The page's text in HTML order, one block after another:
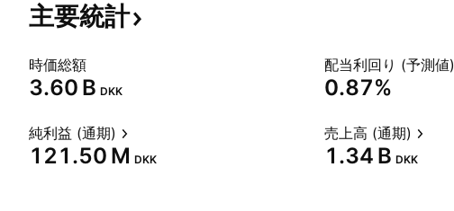
主要統計
時価総額
‪3.60 B‬ DKK
配当利回り (予測値)
0.87%
純利益 (通期)
‪121.50 M‬ DKK
売上高 (通期)
‪1.34 B‬ DKK